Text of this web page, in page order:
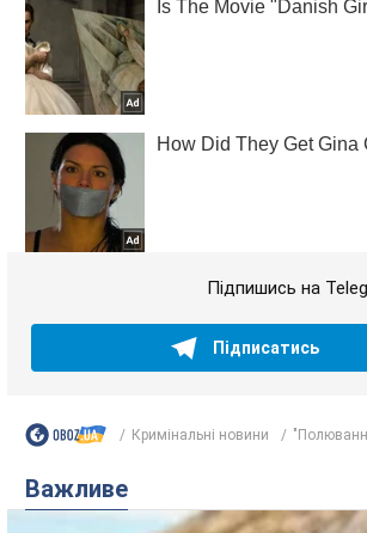
Підпишись на
Підписатись
Кримінальні новини
Важливе